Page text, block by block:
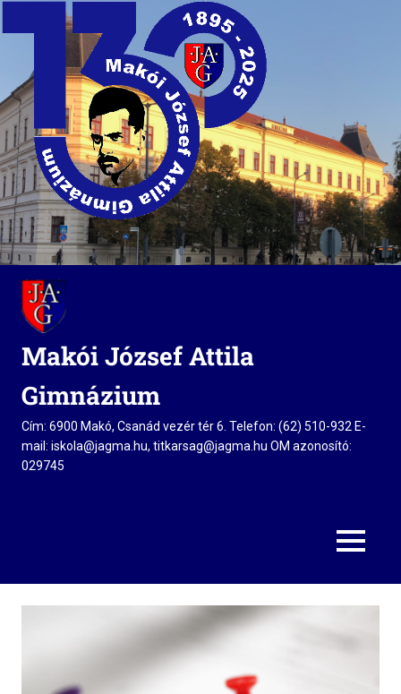
Skip
content
Makói József Attila
Gimnázium
Cím: 6900 Makó, Csanád vezér tér 6. Telefon: (62) 510-932 E-
mail: iskola@jagma.hu, titkarsag@jagma.hu OM azonosító:
029745
MENU